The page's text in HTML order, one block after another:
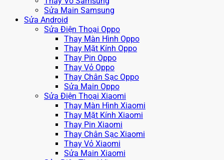
Sửa Main Samsung
Sửa Android
Sửa Điện Thoại Oppo
Thay Màn Hình Oppo
Thay Mặt Kính Oppo
Thay Pin Oppo
Thay Vỏ Oppo
Thay Chân Sạc Oppo
Sửa Main Oppo
Sửa Điện Thoại Xiaomi
Thay Màn Hình Xiaomi
Thay Mặt Kính Xiaomi
Thay Pin Xiaomi
Thay Chân Sạc Xiaomi
Thay Vỏ Xiaomi
Sửa Main Xiaomi